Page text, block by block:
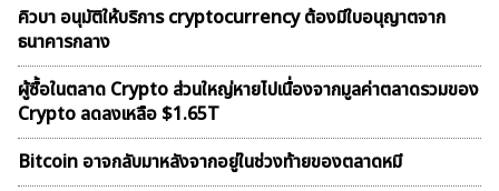
คิวบา อนุมัติให้บริการ cryptocurrency ต้องมีใบอนุญาตจาก
ธนาคารกลาง
ผู้ซื้อในตลาด Crypto ส่วนใหญ่หายไปเนื่องจากมูลค่าตลาดรวมของ
Crypto ลดลงเหลือ $1.65T
Bitcoin อาจกลับมาหลังจากอยู่ในช่วงท้ายของตลาดหมี